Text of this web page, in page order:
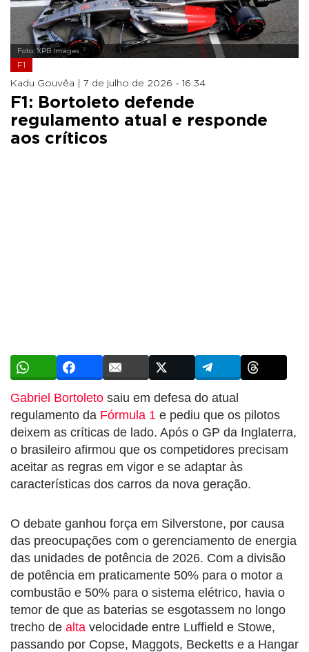
Foto: XPB Images
F1
Kadu Gouvêa | 7 de julho de 2026 - 16:34
F1: Bortoleto defende
regulamento atual e responde
aos críticos
Gabriel Bortoleto saiu em defesa do atual
regulamento da Fórmula 1 e pediu que os pilotos
deixem as críticas de lado. Após o GP da Inglaterra,
o brasileiro afirmou que os competidores precisam
aceitar as regras em vigor e se adaptar às
características dos carros da nova geração.
O debate ganhou força em Silverstone, por causa
das preocupações com o gerenciamento de energia
das unidades de potência de 2026. Com a divisão
de potência em praticamente 50% para o motor a
combustão e 50% para o sistema elétrico, havia o
temor de que as baterias se esgotassem no longo
trecho de alta velocidade entre Luffield e Stowe,
passando por Copse, Maggots, Becketts e a Hangar